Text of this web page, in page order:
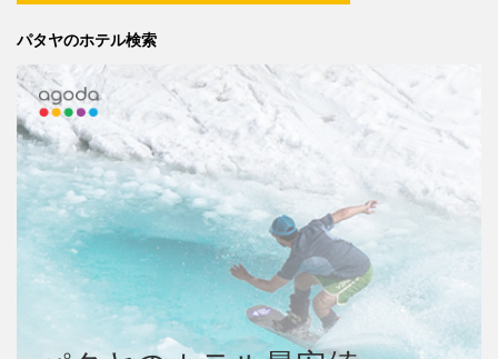
パタヤのホテル検索